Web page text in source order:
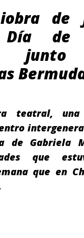
de
Día de
teatral,
de Gabriela
que
que en